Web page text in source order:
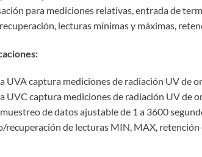
para mediciones relativas, entrada de
lecturas mínimas y máximas,
UVA captura mediciones de radiación UV de
UVC captura mediciones de radiación UV de
muestreo de datos ajustable de 1 a 3600
recuperación de lecturas MIN, MAX,